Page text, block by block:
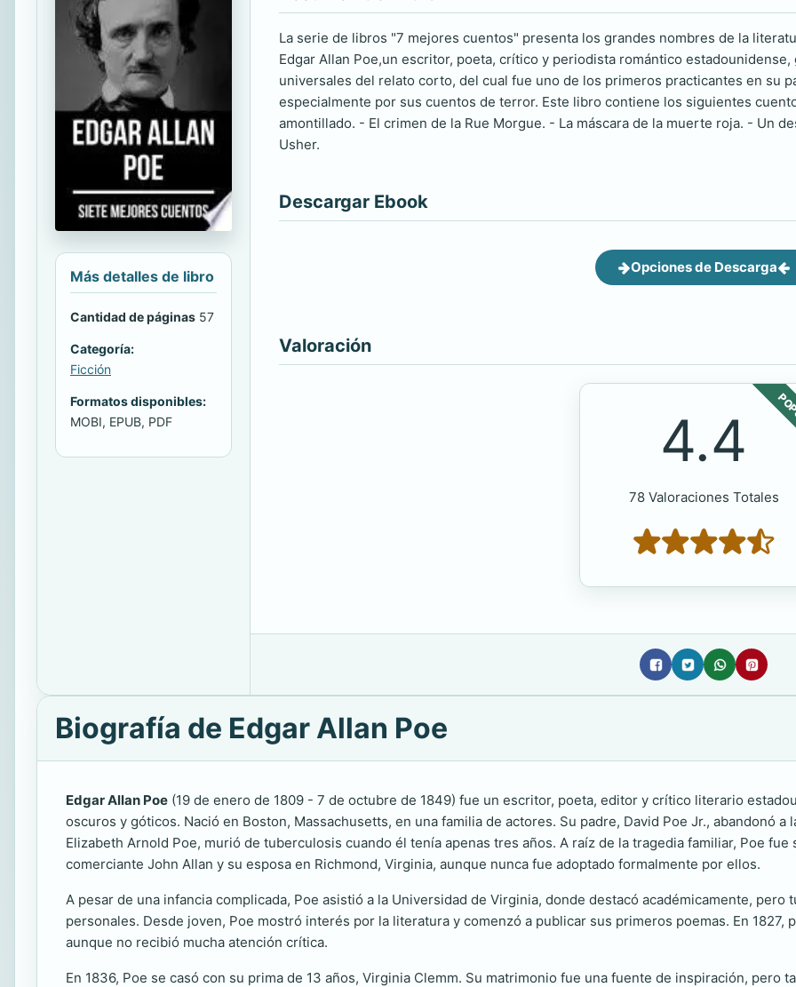
Más detalles de libro
Cantidad de páginas 57
Categoría:
Ficción
Formatos disponibles:
MOBI, EPUB, PDF
La serie de libros "7 mejores cuentos" presenta los grandes nombres de la
Edgar Allan Poe,un escritor, poeta, crítico y periodista romántico
universales del relato corto, del cual fue uno de los primeros practicantes en su
especialmente por sus cuentos de terror. Este libro contiene los siguientes
amontillado. - El crimen de la Rue Morgue. - La máscara de la muerte roja. - Un
Usher.
Descargar Ebook
Opciones de Descarga
Valoración
4.4
78 Valoraciones Totales
Biografía de Edgar Allan Poe
Edgar Allan Poe (19 de enero de 1809 - 7 de octubre de 1849) fue un escritor, poeta, editor y crítico literario
oscuros y góticos. Nació en Boston, Massachusetts, en una familia de actores. Su padre, David Poe Jr., abandonó a
Elizabeth Arnold Poe, murió de tuberculosis cuando él tenía apenas tres años. A raíz de la tragedia familiar, Poe
comerciante John Allan y su esposa en Richmond, Virginia, aunque nunca fue adoptado formalmente por ellos.
A pesar de una infancia complicada, Poe asistió a la Universidad de Virginia, donde destacó académicamente,
personales. Desde joven, Poe mostró interés por la literatura y comenzó a publicar sus primeros poemas. En
aunque no recibió mucha atención crítica.
En 1836, Poe se casó con su prima de 13 años, Virginia Clemm. Su matrimonio fue una fuente de inspiración, pero